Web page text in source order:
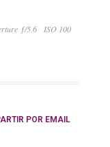
ƒ/5.6
ISO 100
POR EMAIL